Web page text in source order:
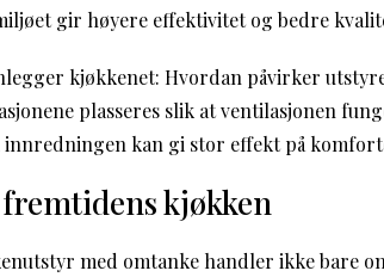
gir høyere effektivitet og bedre
kjøkkenet: Hvordan påvirker
plasseres slik at ventilasjonen
innredningen kan gi stor effekt på
kjøkken
med omtanke handler ikke bare